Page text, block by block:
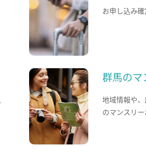
お申し込み
群馬のマ
地域情報や
のマンスリー